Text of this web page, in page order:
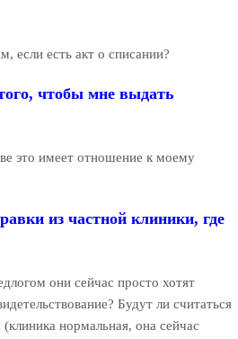
если есть акт о списании?
чтобы мне выдать
это имеет отношение к моему
из частной клиники, где
они сейчас просто хотят
Будут ли считаться
нормальная, она сейчас